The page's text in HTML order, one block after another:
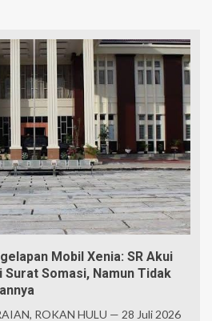
Mobil Xenia: SR Akui
Surat Somasi, Namun Tidak
ROKAN HULU — 28 Juli 2026